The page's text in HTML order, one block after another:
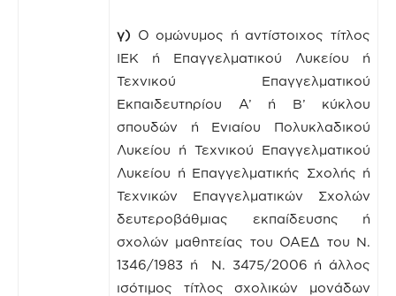
γ) Ο ομώνυμος ή αντίστοιχος τίτλος
ΙΕΚ ή Επαγγελματικού Λυκείου ή
Τεχνικού Επαγγελματικού
Εκπαιδευτηρίου Α’ ή Β’ κύκλου
σπουδών ή Ενιαίου Πολυκλαδικού
Λυκείου ή Τεχνικού Επαγγελματικού
Λυκείου ή Επαγγελματικής Σχολής ή
Τεχνικών Επαγγελματικών Σχολών
δευτεροβάθμιας εκπαίδευσης ή
σχολών μαθητείας του ΟΑΕΔ του Ν.
1346/1983 ή Ν. 3475/2006 ή άλλος
ισότιμος τίτλος σχολικών μονάδων